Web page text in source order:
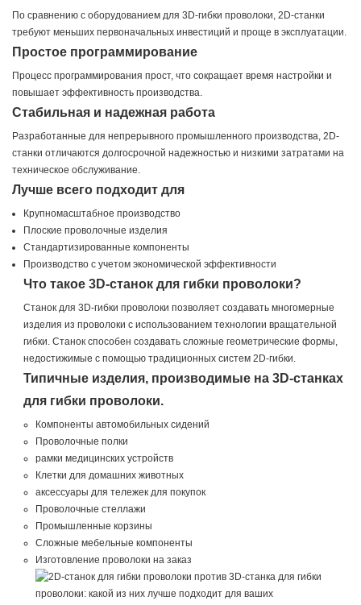
По сравнению с оборудованием для 3D-гибки проволоки, 2D-станки
требуют меньших первоначальных инвестиций и проще в эксплуатации.
Простое программирование
Процесс программирования прост, что сокращает время настройки и
повышает эффективность производства.
Стабильная и надежная работа
Разработанные для непрерывного промышленного производства, 2D-
станки отличаются долгосрочной надежностью и низкими затратами на
техническое обслуживание.
Лучше всего подходит для
Крупномасштабное производство
Плоские проволочные изделия
Стандартизированные компоненты
Производство с учетом экономической эффективности
Что такое 3D-станок для гибки проволоки?
Станок для 3D-гибки проволоки позволяет создавать многомерные
изделия из проволоки с использованием технологии вращательной
гибки. Станок способен создавать сложные геометрические формы,
недостижимые с помощью традиционных систем 2D-гибки.
Типичные изделия, производимые на 3D-станках
для гибки проволоки.
Компоненты автомобильных сидений
Проволочные полки
рамки медицинских устройств
Клетки для домашних животных
аксессуары для тележек для покупок
Проволочные стеллажи
Промышленные корзины
Сложные мебельные компоненты
Изготовление проволоки на заказ